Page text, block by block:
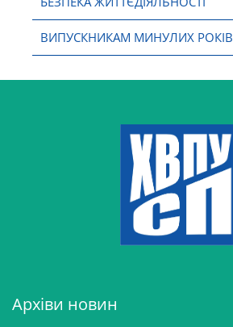
ВИПУСКНИКАМ МИНУЛИХ РОКІВ
Архіви новин